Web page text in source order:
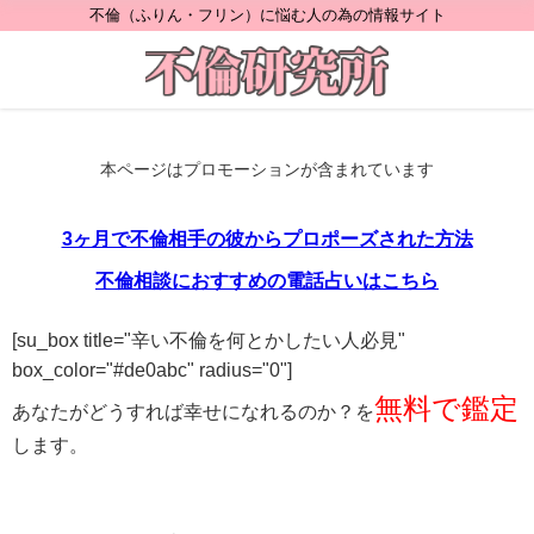
不倫（ふりん・フリン）に悩む人の為の情報サイト
本ページはプロモーションが含まれています
3ヶ月で不倫相手の彼からプロポーズされた方法
不倫相談におすすめの電話占いはこちら
[su_box title="辛い不倫を何とかしたい人必見"
box_color="#de0abc" radius="0"]
あなたがどうすれば幸せになれるのか？を無料で鑑定
します。